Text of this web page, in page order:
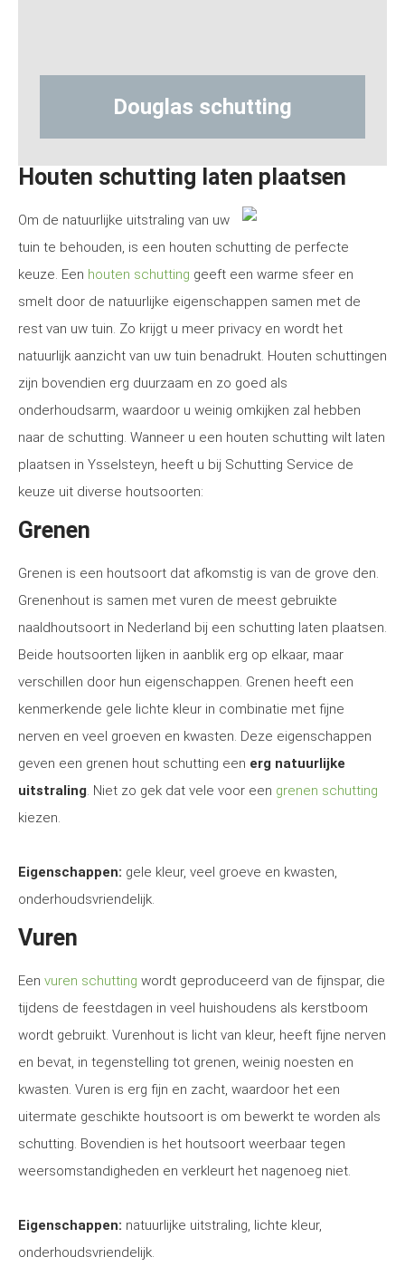
schutting Hout-
Houten schutting laten plaatsen
Om de natuurlijke uitstraling van uw
tuin te behouden, is een houten schutting de perfecte
keuze. Een houten schutting geeft een warme sfeer en
smelt door de natuurlijke eigenschappen samen met de
rest van uw tuin. Zo krijgt u meer privacy en wordt het
natuurlijk aanzicht van uw tuin benadrukt. Houten schuttingen
zijn bovendien erg duurzaam en zo goed als
onderhoudsarm, waardoor u weinig omkijken zal hebben
naar de schutting. Wanneer u een houten schutting wilt laten
plaatsen in Ysselsteyn, heeft u bij Schutting Service de
keuze uit diverse houtsoorten:
Grenen
Grenen is een houtsoort dat afkomstig is van de grove den.
Grenenhout is samen met vuren de meest gebruikte
naaldhoutsoort in Nederland bij een schutting laten plaatsen.
Beide houtsoorten lijken in aanblik erg op elkaar, maar
verschillen door hun eigenschappen. Grenen heeft een
kenmerkende gele lichte kleur in combinatie met fijne
nerven en veel groeven en kwasten. Deze eigenschappen
geven een grenen hout schutting een erg natuurlijke
uitstraling. Niet zo gek dat vele voor een grenen schutting
kiezen.
Eigenschappen: gele kleur, veel groeve en kwasten,
onderhoudsvriendelijk.
Vuren
Een vuren schutting wordt geproduceerd van de fijnspar, die
tijdens de feestdagen in veel huishoudens als kerstboom
wordt gebruikt. Vurenhout is licht van kleur, heeft fijne nerven
en bevat, in tegenstelling tot grenen, weinig noesten en
kwasten. Vuren is erg fijn en zacht, waardoor het een
uitermate geschikte houtsoort is om bewerkt te worden als
schutting. Bovendien is het houtsoort weerbaar tegen
weersomstandigheden en verkleurt het nagenoeg niet.
Eigenschappen: natuurlijke uitstraling, lichte kleur,
onderhoudsvriendelijk.